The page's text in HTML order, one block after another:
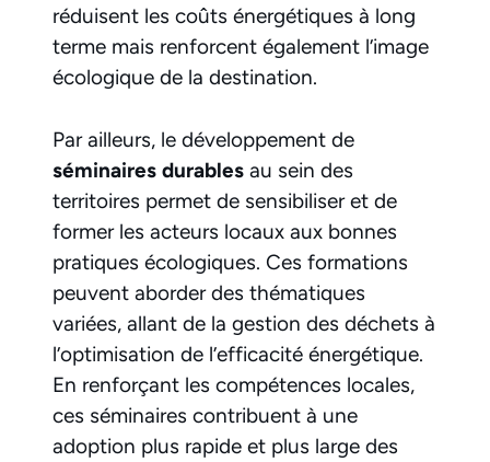
réduisent les coûts énergétiques à long
terme mais renforcent également l’image
écologique de la destination.
Par ailleurs, le développement de
séminaires durables au sein des
territoires permet de sensibiliser et de
former les acteurs locaux aux bonnes
pratiques écologiques. Ces formations
peuvent aborder des thématiques
variées, allant de la gestion des déchets à
l’optimisation de l’efficacité énergétique.
En renforçant les compétences locales,
ces séminaires contribuent à une
adoption plus rapide et plus large des